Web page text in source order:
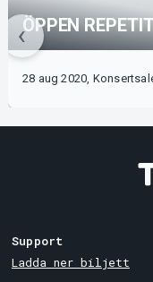
ÖPPEN
28 aug 2020,
Support
Ladda ner biljett